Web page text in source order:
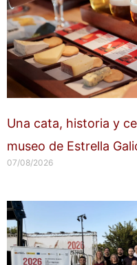
Una cata, historia y
museo de Estrella
07/08/2026